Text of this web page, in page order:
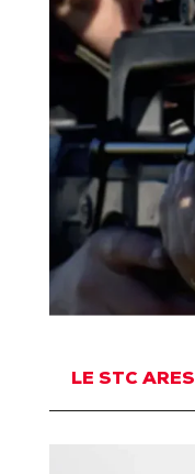
LE STC ARES